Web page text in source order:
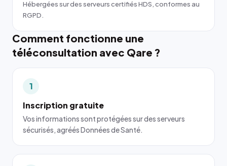
Hébergées sur des serveurs certifiés HDS, conformes au
RGPD.
Comment fonctionne une
téléconsultation avec Qare ?
1
Inscription gratuite
Vos informations sont protégées sur des serveurs
sécurisés, agréés Données de Santé.